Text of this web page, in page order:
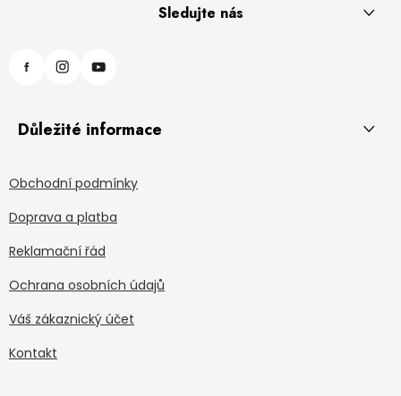
Sledujte nás
Důležité informace
Obchodní podmínky
Doprava a platba
Reklamační řád
Ochrana osobních údajů
Váš zákaznický účet
Kontakt